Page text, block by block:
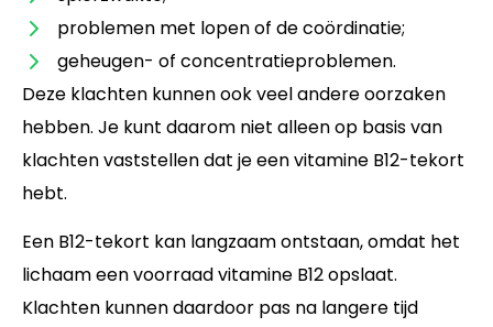
problemen met lopen of de coördinatie;
geheugen- of concentratieproblemen.
Deze klachten kunnen ook veel andere oorzaken
hebben. Je kunt daarom niet alleen op basis van
klachten vaststellen dat je een vitamine B12-tekort
hebt.
Een B12-tekort kan langzaam ontstaan, omdat het
lichaam een voorraad vitamine B12 opslaat.
Klachten kunnen daardoor pas na langere tijd